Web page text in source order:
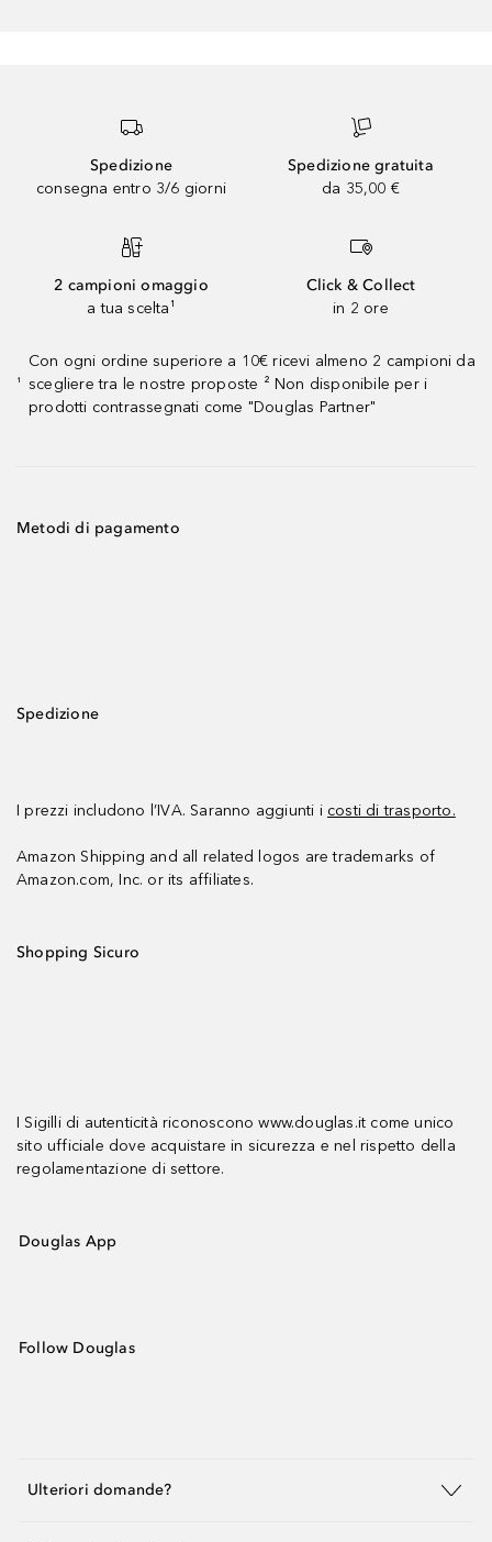
Spedizione
consegna entro 3/6 giorni
Spedizione gratuita
da 35,00 €
2 campioni omaggio
a tua scelta¹
Click & Collect
in 2 ore
¹
Con ogni ordine superiore a 10€ ricevi almeno 2 campioni da
scegliere tra le nostre proposte ² Non disponibile per i
prodotti contrassegnati come "Douglas Partner"
Metodi di pagamento
Spedizione
I prezzi includono l’IVA. Saranno aggiunti i costi di trasporto.
Amazon Shipping and all related logos are trademarks of
Amazon.com, Inc. or its affiliates.
Shopping Sicuro
I Sigilli di autenticità riconoscono www.douglas.it come unico
sito ufficiale dove acquistare in sicurezza e nel rispetto della
regolamentazione di settore.
Douglas App
Follow Douglas
Ulteriori domande?